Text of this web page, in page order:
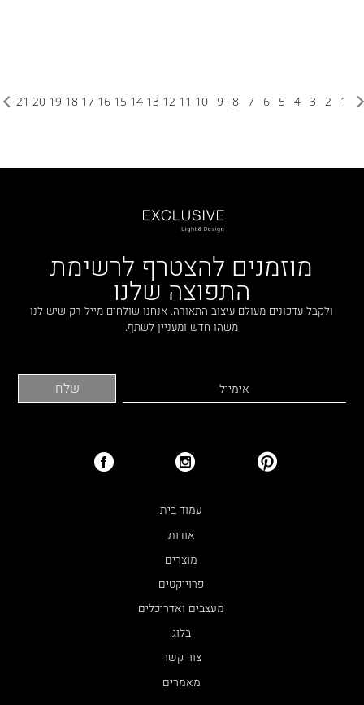
1
2
3
4
5
6
7
8
9
10
11
12
13
14
15
16
17
18
19
20
21
מוזמנים להצטרף לרשימת
התפוצה שלנו
ולקבל עדכונים מעולם עיצוב התאורה. אנחנו שולחים מייל רק שיש לנו
משהו חדש ומעניין לשתף.
עמוד בית
אודות
מוצרים
פרוייקטים
מעצבים ואדריכלים
בלוג
צור קשר
מאמרים